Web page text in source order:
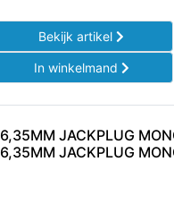
Bekijk artikel
In winkelmand
6,35MM JACKPLUG
6,35MM JACKPLUG